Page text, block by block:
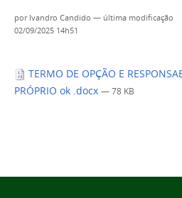
por Ivandro Candido — última modificação
02/09/2025 14h51
TERMO DE OPÇÃO E
PRÓPRIO ok .docx — 78 KB